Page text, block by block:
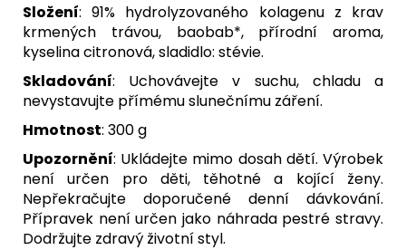
Složení: 91% hydrolyzovaného kolagenu z krav
krmených trávou, baobab*, přírodní aroma,
kyselina citronová, sladidlo: stévie.
Skladování: Uchovávejte v suchu, chladu a
nevystavujte přímému slunečnímu záření.
Hmotnost: 300 g
Upozornění: Ukládejte mimo dosah dětí. Výrobek
není určen pro děti, těhotné a kojící ženy.
Nepřekračujte doporučené denní dávkování.
Přípravek není určen jako náhrada pestré stravy.
Dodržujte zdravý životní styl.